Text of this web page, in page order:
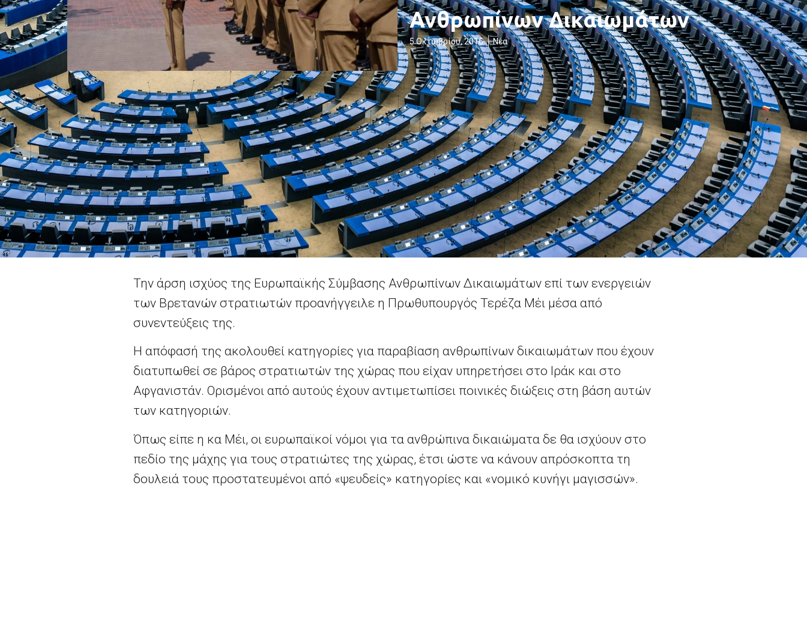
Ανθρωπίνων Δικαιωμάτων
5 Οκτωβρίου, 2016 Νέα
Την άρση ισχύος της Ευρωπαϊκής Σύμβασης Ανθρωπίνων Δικαιωμάτων επί των ενεργειών
των Βρετανών στρατιωτών προανήγγειλε η Πρωθυπουργός Τερέζα Μέι μέσα από
συνεντεύξεις της.
Η απόφασή της ακολουθεί κατηγορίες για παραβίαση ανθρωπίνων δικαιωμάτων που έχουν
διατυπωθεί σε βάρος στρατιωτών της χώρας που είχαν υπηρετήσει στο Ιράκ και στο
Αφγανιστάν. Ορισμένοι από αυτούς έχουν αντιμετωπίσει ποινικές διώξεις στη βάση αυτών
των κατηγοριών.
Όπως είπε η κα Μέι, οι ευρωπαϊκοί νόμοι για τα ανθρώπινα δικαιώματα δε θα ισχύουν στο
πεδίο της μάχης για τους στρατιώτες της χώρας, έτσι ώστε να κάνουν απρόσκοπτα τη
δουλειά τους προστατευμένοι από «ψευδείς» κατηγορίες και «νομικό κυνήγι μαγισσών».